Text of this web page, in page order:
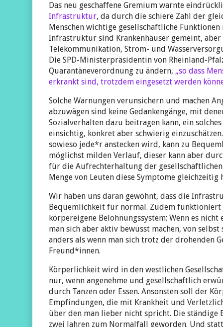
Das neu geschaffene Gremium warnte
Infrastruktur, da durch die schiere Zahl der
Menschen wichtige gesellschaftliche
Infrastruktur sind Krankenhäuser gemeint,
Telekommunikation, Strom- und
Die SPD-Ministerpräsidentin von Rheinland-
Quarantäneverordnung zu ändern, „so dass
erkrankt sind, trotzdem eingesetzt werden
Solche Warnungen verunsichern und machen
abzuwägen sind keine Gedankengänge, mit
Sozialverhalten dazu beitragen kann, ein
einsichtig, konkret aber schwierig
sowieso je­de*r anstecken wird, kann zu
möglichst milden Verlauf, dieser kann aber
für die Aufrechterhaltung der
Menge von Leuten diese Symptome
Wir haben uns daran gewöhnt, dass die
Bequemlichkeit für normal. Zudem funktioniert
körpereigene Belohnungssystem: Wenn es
man sich aber aktiv bewusst machen, von
anders als wenn man sich trotz der drohenden
Freund*innen.
Körperlichkeit wird in den westlichen
nur, wenn angenehme und gesellschaftlich
durch Tanzen oder Essen. Ansonsten soll der
Empfindungen, die mit Krankheit und
über den man lieber nicht spricht. Die
zwei Jahren zum Normalfall geworden. Und